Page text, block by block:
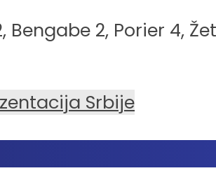
Bengabe 2, Porier 4,
Srbije